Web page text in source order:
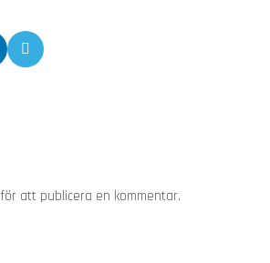
för att publicera en kommentar.